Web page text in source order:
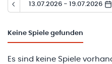
13.07.2026 - 19.07.2026
Keine Spiele gefunden
Es sind keine Spiele